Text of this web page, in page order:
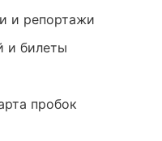
и репортажи
и билеты
пробок